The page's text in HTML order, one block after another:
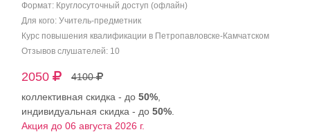
Формат: Круглосуточный доступ (офлайн)
Для кого: Учитель-предметник
Курс повышения квалификации в Петропавловске-Камчатском
Отзывов слушателей: 10
2050
4100
коллективная скидка - до 50%
индивидуальная скидка - до 50%
Акция до 06 августа 2026 г.